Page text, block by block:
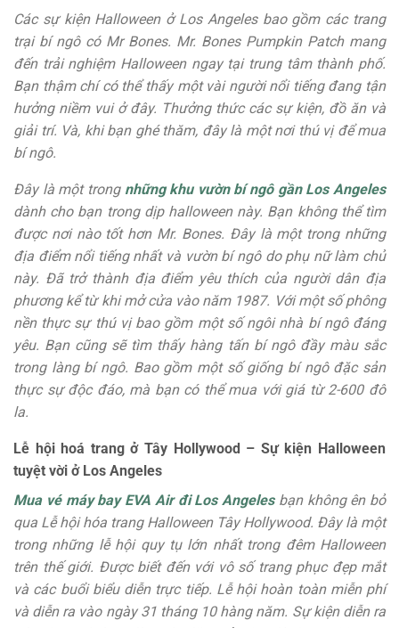
Các sự kiện Halloween ở Los Angeles bao gồm các trang
trại bí ngô có Mr Bones. Mr. Bones Pumpkin Patch mang
đến trải nghiệm Halloween ngay tại trung tâm thành phố.
Bạn thậm chí có thể thấy một vài người nổi tiếng đang tận
hưởng niềm vui ở đây. Thưởng thức các sự kiện, đồ ăn và
giải trí. Và, khi bạn ghé thăm, đây là một nơi thú vị để mua
bí ngô.
Đây là một trong những khu vườn bí ngô gần Los Angeles
dành cho bạn trong dịp halloween này. Bạn không thể tìm
được nơi nào tốt hơn Mr. Bones. Đây là một trong những
địa điểm nổi tiếng nhất và vườn bí ngô do phụ nữ làm chủ
này. Đã trở thành địa điểm yêu thích của người dân địa
phương kể từ khi mở cửa vào năm 1987. Với một số phông
nền thực sự thú vị bao gồm một số ngôi nhà bí ngô đáng
yêu. Bạn cũng sẽ tìm thấy hàng tấn bí ngô đầy màu sắc
trong làng bí ngô. Bao gồm một số giống bí ngô đặc sản
thực sự độc đáo, mà bạn có thể mua với giá từ 2-600 đô
la.
Lễ hội hoá trang ở Tây Hollywood – Sự kiện Halloween
tuyệt vời ở Los Angeles
Mua vé máy bay EVA Air đi Los Angelesbạn không ên bỏ
qua Lễ hội hóa trang Halloween Tây Hollywood. Đây là một
trong những lễ hội quy tụ lớn nhất trong đêm Halloween
trên thế giới. Được biết đến với vô số trang phục đẹp mắt
và các buổi biểu diễn trực tiếp. Lễ hội hoàn toàn miễn phí
và diễn ra vào ngày 31 tháng 10 hàng năm. Sự kiện diễn ra